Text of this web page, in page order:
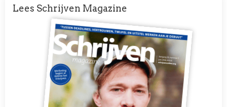
Lees Schrijven Magazine
Afbeelding